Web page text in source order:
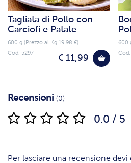
Tagliata di Pollo con
Carciofi e Patate
600 g (Prezzo al Kg 19.98 €)
€ 11,99
Cod. 5297
600
Cod.
Recensioni (0)
0.0 / 5
Per lasciare una recensione devi